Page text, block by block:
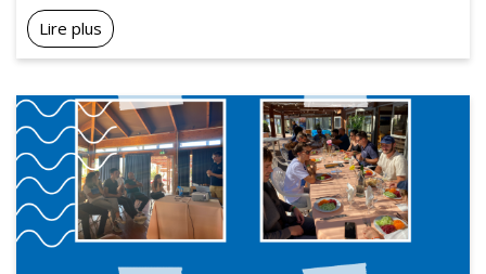
Lire plus